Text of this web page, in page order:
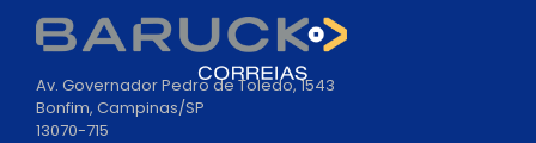
Av. Governador Pedro de Toledo, 1543
Bonfim, Campinas/SP
13070-715